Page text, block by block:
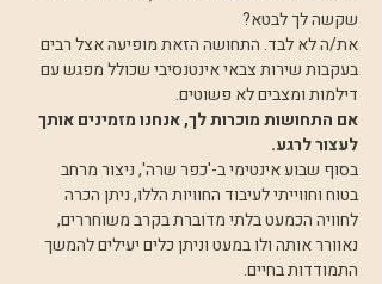
שקשה לך לבטא?
את/ה לא לבד. התחושה הזאת מופיעה אצל רבים
בעקבות שירות צבאי אינטנסיבי שכולל מפגש עם
דילמות ומצבים לא פשוטים.
אם התחושות מוכרות לך, אנחנו מזמינים אותך
לעצור לרגע.
בסוף שבוע אינטימי ב-'כפר שרה', ניצור מרחב
בטוח וחווייתי לעיבוד החוויות הללו, ניתן הכרה
לחוויה הכמעט בלתי מדוברת בקרב משוחררים,
נאוורר אותה ולו במעט וניתן כלים יעילים להמשך
התמודדות בחיים.